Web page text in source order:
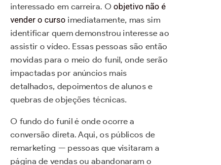
interessado em carreira. Oobjetivo não é
vender o curso imediatamente, mas sim
identificar quem demonstrou interesse ao
assistir o vídeo. Essas pessoas são então
movidas para o meio do funil, onde serão
impactadas por anúncios mais
detalhados, depoimentos de alunos e
quebras de objeções técnicas.
O fundo do funil é onde ocorre a
conversão direta. Aqui, os públicos de
remarketing — pessoas que visitaram a
página de vendas ou abandonaram o